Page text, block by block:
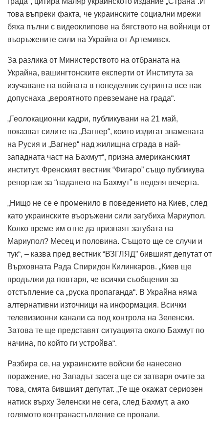
това въпреки факта, че украинските социални мрежи
бяха пълни с видеоклипове на бягството на войници от
въоръжените сили на Украйна от Артемивск.
За разлика от Министерството на отбраната на
Украйна, вашингтонските експерти от Института за
изучаване на войната в понеделник сутринта все пак
допуснаха „вероятното превземане на града“.
„Геолокационни кадри, публикувани на 21 май,
показват силите на „Вагнер“, които издигат знамената
на Русия и „Вагнер“ над жилищна сграда в най-
западната част на Бахмут“, призна американският
институт. Френският вестник “Фигаро” също публикува
репортаж за “падането на Бахмут” в неделя вечерта.
„Нищо не се е променило в поведението на Киев, след
като украинските въоръжени сили загубиха Мариупол.
Колко време им отне да признаят загубата на
Мариупол? Месец и половина. Същото ще се случи и
тук“, – казва пред вестник “ВЗГЛЯД” бившият депутат от
Върховната Рада Спиридон Килинкаров. „Киев ще
продължи да повтаря, че всички съобщения за
отстъпление са „руска пропаганда“. В Украйна няма
алтернативни източници на информация. Всички
телевизионни канали са под контрола на Зеленски.
Затова те ще представят ситуацията около Бахмут по
начина, по който ги устройва“.
Разбира се, на украинските войски бе нанесено
поражение, но Западът засега ще си затваря очите за
това, смята бившият депутат. „Те ще окажат сериозен
натиск върху Зеленски не сега, след Бахмут, а ако
голямото контранастъпление се провали.